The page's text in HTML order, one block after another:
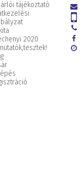
tájékoztató
2020
tesztek!